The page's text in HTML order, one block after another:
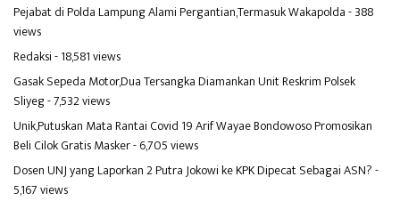
Pejabat di Polda Lampung Alami Pergantian,Termasuk Wakapolda- 388
views
Redaksi- 18,581 views
Gasak Sepeda Motor,Dua Tersangka Diamankan Unit Reskrim Polsek
Sliyeg- 7,532 views
Unik,Putuskan Mata Rantai Covid 19 Arif Wayae Bondowoso Promosikan
Beli Cilok Gratis Masker- 6,705 views
Dosen UNJ yang Laporkan 2 Putra Jokowi ke KPK Dipecat Sebagai ASN?-
5,167 views